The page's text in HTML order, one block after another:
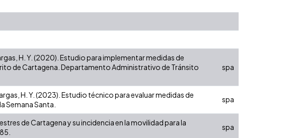
H. Y. (2020). Estudio para implementar medidas de
de Cartagena. Departamento Administrativo de Tránsito
spa
H. Y. (2023). Estudio técnico para evaluar medidas de
Semana Santa.
spa
de Cartagena y su incidencia en la movilidad para la
spa